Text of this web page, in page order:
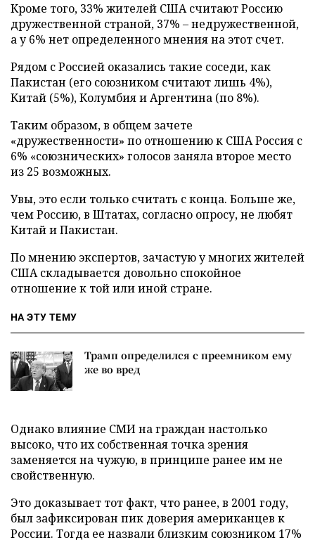
Кроме того, 33% жителей США считают Россию
дружественной страной, 37% – недружественной,
а у 6% нет определенного мнения на этот счет.
Рядом с Россией оказались такие соседи, как
Пакистан (его союзником считают лишь 4%),
Китай (5%), Колумбия и Аргентина (по 8%).
Таким образом, в общем зачете
«дружественности» по отношению к США Россия с
6% «союзнических» голосов заняла второе место
из 25 возможных.
Увы, это если только считать с конца. Больше же,
чем Россию, в Штатах, согласно опросу, не любят
Китай и Пакистан.
По мнению экспертов, зачастую у многих жителей
США складывается довольно спокойное
отношение к той или иной стране.
НА ЭТУ ТЕМУ
Трамп определился с преемником ему
же во вред
Однако влияние СМИ на граждан настолько
высоко, что их собственная точка зрения
заменяется на чужую, в принципе ранее им не
свойственную.
Это доказывает тот факт, что ранее, в 2001 году,
был зафиксирован пик доверия американцев к
России. Тогда ее назвали близким союзником 17%